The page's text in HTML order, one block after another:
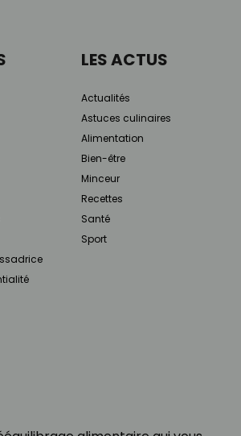
LES ACTUS
Actualités
Astuces culinaires
Alimentation
Bien-être
Minceur
Recettes
Santé
Sport